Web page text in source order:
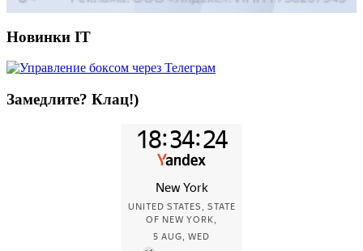
Новинки IT
Замедлите? Клац!)